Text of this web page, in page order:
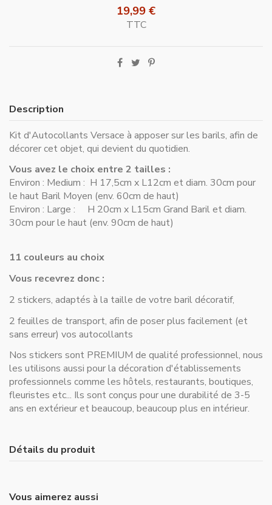
19,99 €
TTC
Description
Kit d'Autocollants Versace à apposer sur les barils, afin de
décorer cet objet, qui devient du quotidien.
Vous avez le choix entre 2 tailles :
Environ : Medium : H 17,5cm x L12cm et diam. 30cm pour
le haut Baril Moyen (env. 60cm de haut)
Environ : Large : H 20cm x L15cm Grand Baril et diam.
30cm pour le haut (env. 90cm de haut)
11 couleurs au choix
Vous recevrez donc :
2 stickers, adaptés à la taille de votre baril décoratif,
2 feuilles de transport, afin de poser plus facilement (et
sans erreur) vos autocollants
Nos stickers sont PREMIUM de qualité professionnel, nous
les utilisons aussi pour la décoration d'établissements
professionnels comme les hôtels, restaurants, boutiques,
fleuristes etc... Ils sont conçus pour une durabilité de 3-5
ans en extérieur et beaucoup, beaucoup plus en intérieur.
Détails du produit
Vous aimerez aussi